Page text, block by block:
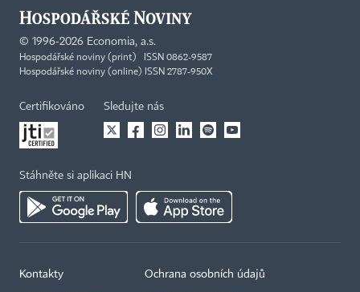
© 1996-2026 Economia, a.s.
Hospodářské noviny (print) ISSN 0862-9587
Hospodářské noviny (online) ISSN 2787-950X
Certifikováno Sledujte nás
Stáhněte si aplikaci HN
Kontakty Ochrana osobních údajů